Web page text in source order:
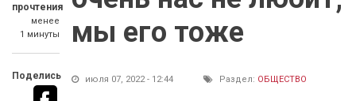
прочтения
менее
1 минуты
Поделись
мы его тоже
июля 07, 2022 - 12:44 Раздел: ОБЩЕСТВО